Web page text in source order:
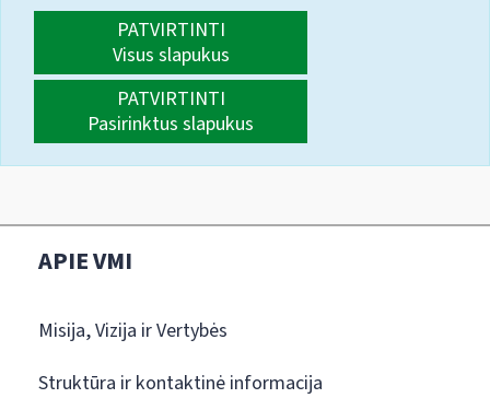
PATVIRTINTI
Visus slapukus
PATVIRTINTI
Pasirinktus slapukus
APIE VMI
Misija, Vizija ir Vertybės
Struktūra ir kontaktinė informacija